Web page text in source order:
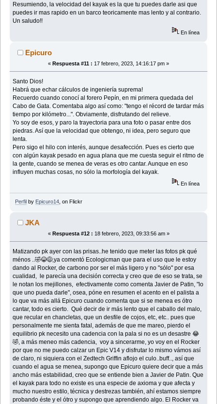
Resumiendo, la velocidad del kayak es la que tu puedes darle asi que
puedes ir mas rapido en un barco teoricamente mas lento y al contrario.
Un saludo!!
En línea
Epicuro
« Respuesta #11 : 17 febrero, 2023, 14:16:17 pm »
Santo Dios!
Habrá que echar cálculos de ingeniería suprema!
Recuerdo cuando conocí al forero Pepín, en mi primera quedada del
Cabo de Gata. Comentaba algo así como: "tengo el récord de tardar más
tiempo por kilómetro...". Obviamente, disfrutando del relieve.
Yo soy de esos, y paro la trayectoria para una foto o pasar entre dos
piedras. Así que la velocidad que obtengo, ni idea, pero seguro que
lenta.
Pero sigo el hilo con interés, aunque desafección. Pues es cierto que
con algún kayak pesado en agua plana que me cuesta seguir el ritmo de
la gente, cuando se menea de veras es otro cantar. Aunque en eso
influyen muchas cosas, no sólo la morfología del kayak.
En línea
Perfil by Epicuro14, on Flickr
JKA
« Respuesta #12 : 18 febrero, 2023, 09:33:56 am »
Matizando pk ayer con las prisas..he tenido que meter las fotos pk qué
ménos ..🤣😂😅,ya comentó Ecologicman que para el uso que le estoy
dando al Rocker, de carbono por ser el más ligero y no "sólo" por esa
cualidad, le parecía una decisión correcta y creo que de eso se trata, se
le notan los mejillones, efectivamente como comenta Javier de Patin, "lo
que uno pueda darle", osea, póne en resumen el acento en el palista a
lo que va más allá Epicuro cuando comenta que si se menea es ótro
cantar, todo es cierto. Qué decir de ir más lento que el caballo del malo,
que recular en chancletas, que un desfile de cojos, etc, etc.. pues que
personalmente me sienta fatal, además de que me mareo, pierdo el
equilibrio pk necesito una cadencia con la pala si no es un desastre 😂
🤣, a más meneo más cadencia, voy a sincerarme, yo voy en el Rocker
por que no me puedo calzar un Epic V14 y disfrutar lo mismo vámos así
de claro, ni siquiera con el Zedtech Griffin aflojo el culo..buff.., así que
cuando el agua se menea, supongo que Epicuro quiere decir que a más
ancho más estabilidad, creo que se entiende bien a Javier de Patin. Que
el kayak para todo no existe es una especie de axioma y que afecta y
mucho nuestro estilo, técnica y destrezas también, ahí estamos siempre
probando éste y el ótro y supongo que aprendiendo algo. El Rocker va